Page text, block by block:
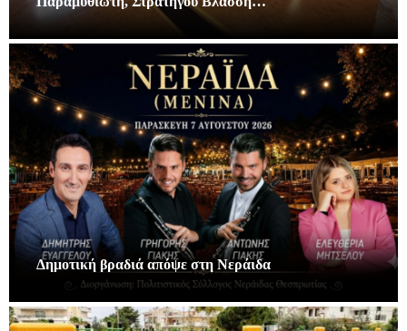
Δημοτική βραδιά απόψε στη Νεράιδα